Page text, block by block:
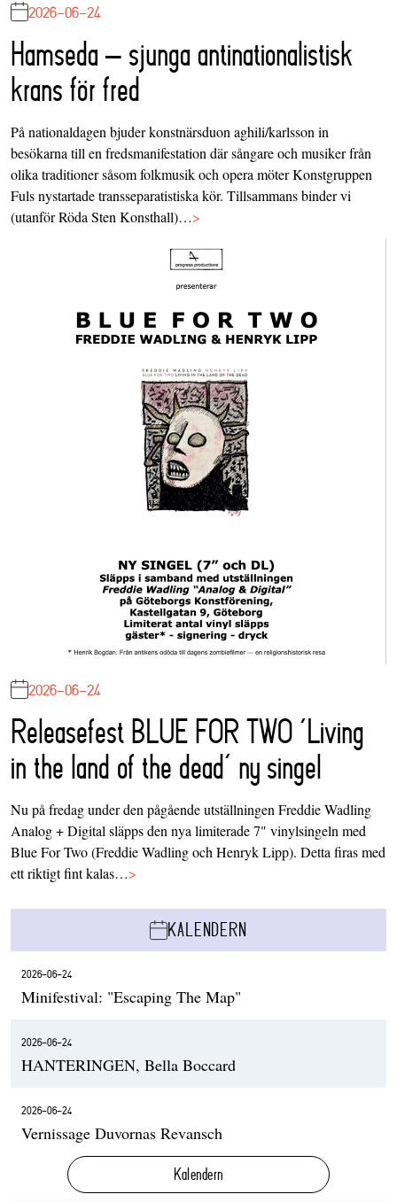
2026-06-24
Hamseda – sjunga antinationalistisk
krans för fred
På nationaldagen bjuder konstnärsduon aghili/karlsson in
besökarna till en fredsmanifestation där sångare och musiker från
olika traditioner såsom folkmusik och opera möter Konstgruppen
Fuls nystartade transseparatistiska kör. Tillsammans binder vi
(utanför Röda Sten Konsthall)…>
2026-06-24
Releasefest BLUE FOR TWO ‘Living
in the land of the dead’ ny singel
Nu på fredag under den pågående utställningen Freddie Wadling
Analog + Digital släpps den nya limiterade 7" vinylsingeln med
Blue For Two (Freddie Wadling och Henryk Lipp). Detta firas med
ett riktigt fint kalas…>
KALENDERN
2026-06-24
Minifestival: "Escaping The Map"
2026-06-24
HANTERINGEN, Bella Boccard
2026-06-24
Vernissage Duvornas Revansch
Kalendern